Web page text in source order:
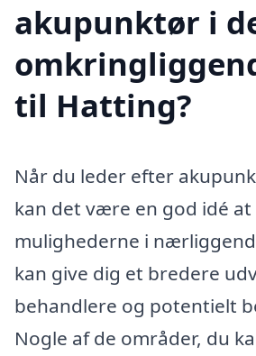
akupunktør i
til Hatting?
Når du leder efter
kan det være en god idé
mulighederne i
kan give dig et bredere
behandlere og potentielt
Nogle af de områder, du